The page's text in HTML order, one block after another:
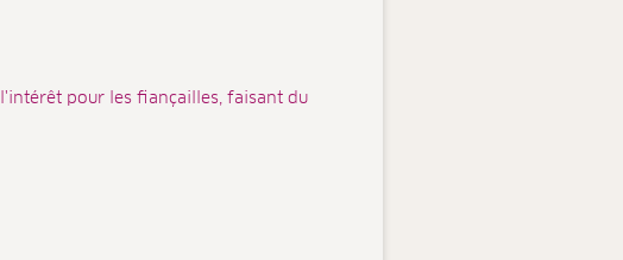
pour les fiançailles, faisant du